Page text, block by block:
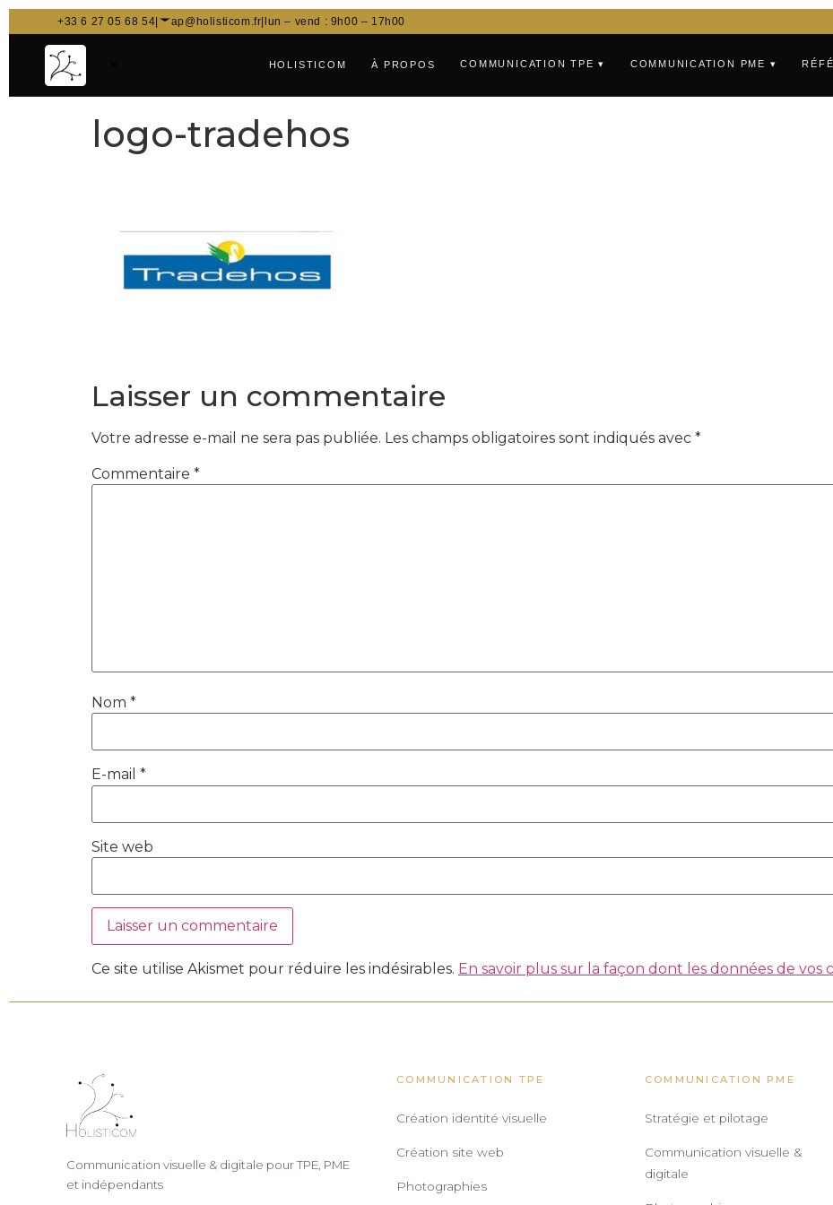
+33 6 27 05 68 54 ap@holisticom.fr lun – vend : 9h00 – 17h00
HOLISTICOM À PROPOS COMMUNICATION TPE ▾ COMMUNICATION PME ▾
logo-tradehos
Laisser un commentaire
Votre adresse e-mail ne sera pas publiée. Les champs obligatoires sont indiqués avec *
Commentaire *
Nom *
E-mail *
Site web
Ce site utilise Akismet pour réduire les indésirables. En savoir plus sur la façon dont les données de vos
Communication visuelle & digitale pour TPE, PME
et indépendants
COMMUNICATION TPE
Création identité visuelle
Création site web
Photographies
COMMUNICATION PME
Stratégie et pilotage
Communication visuelle &
digitale